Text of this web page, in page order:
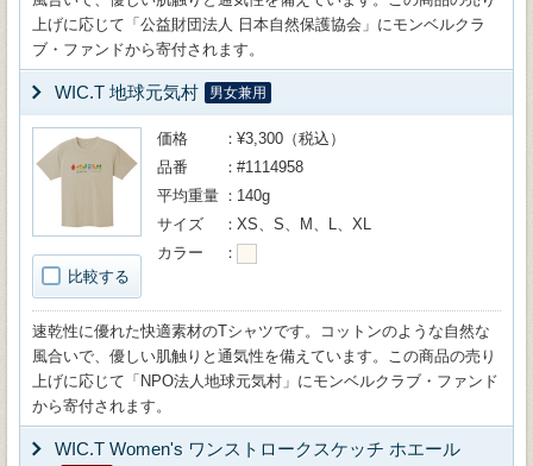
上げに応じて「公益財団法人 日本自然保護協会」にモンベルクラ
ブ・ファンドから寄付されます。
WIC.T 地球元気村 男女兼用
比較する
価格
¥3,300（税込）
品番
#1114958
平均重量
140g
サイズ
XS、S、M、L、XL
カラー
速乾性に優れた快適素材のTシャツです。コットンのような自然な
風合いで、優しい肌触りと通気性を備えています。この商品の売り
上げに応じて「NPO法人地球元気村」にモンベルクラブ・ファンド
から寄付されます。
WIC.T Women's ワンストロークスケッチ ホエール